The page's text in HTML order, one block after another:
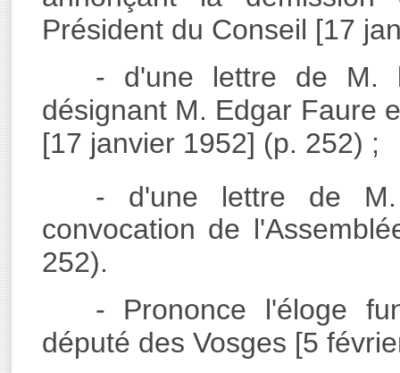
Président du Conseil [17
- d'une lettre de M.
désignant M. Edgar Faure
[17 janvier 1952] (p. 252) ;
- d'une lettre de M.
convocation de
252).
- Prononce l'éloge
député des Vosges [5